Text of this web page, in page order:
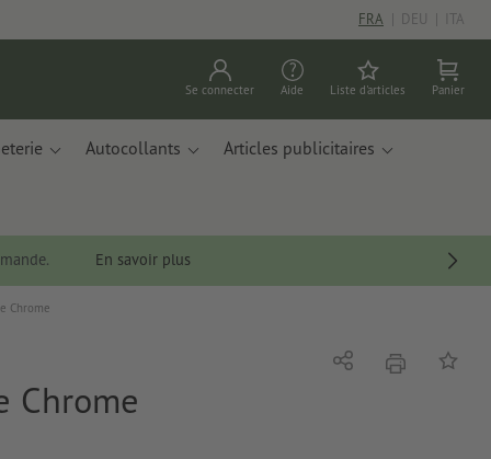
FRA | DEU | ITA
Se connecter Aide Liste d'articles Panier
Autocollants Articles publicitaires
En savoir plus
Chrome
Chrome
Partagerimprimer